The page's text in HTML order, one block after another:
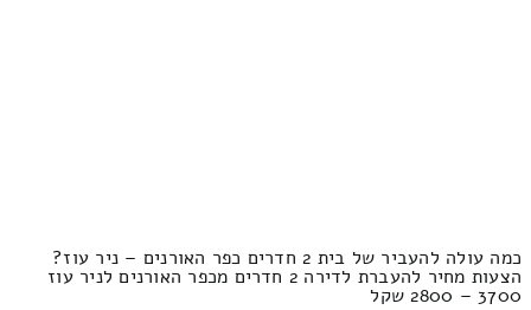
כמה עולה להעביר של בית 2 חדרים כפר האורנים – ניר עוז?
הצעות מחיר להעברת לדירה 2 חדרים מכפר האורנים לניר עוז
3700 – 2800 שקל